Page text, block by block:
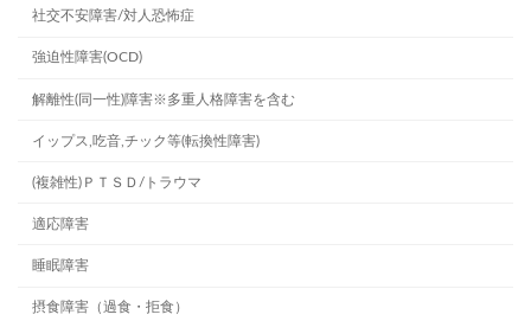
社交不安障害/対人恐怖症
強迫性障害(OCD)
解離性(同一性)障害※多重人格障害を含む
イップス,吃音,チック等(転換性障害)
(複雑性)ＰＴＳＤ/トラウマ
適応障害
睡眠障害
摂食障害（過食・拒食）